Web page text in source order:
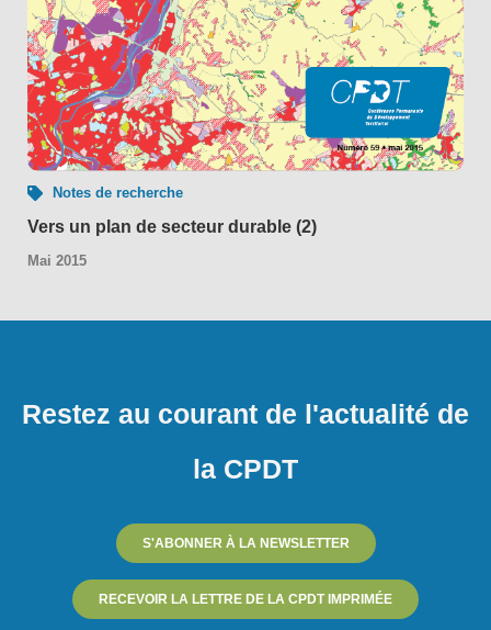
Notes de recherche
Vers un plan de secteur durable (2)
Mai 2015
Restez au courant de l'actualité de
la CPDT
S'ABONNER À LA NEWSLETTER
RECEVOIR LA LETTRE DE LA CPDT IMPRIMÉE